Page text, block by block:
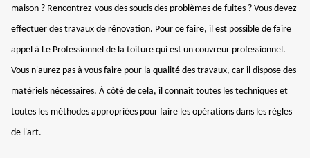
maison ? Rencontrez-vous des soucis des problèmes de fuites ? Vous devez
effectuer des travaux de rénovation. Pour ce faire, il est possible de faire
appel à Le Professionnel de la toiture qui est un couvreur professionnel.
Vous n'aurez pas à vous faire pour la qualité des travaux, car il dispose des
matériels nécessaires. À côté de cela, il connait toutes les techniques et
toutes les méthodes appropriées pour faire les opérations dans les règles
de l'art.